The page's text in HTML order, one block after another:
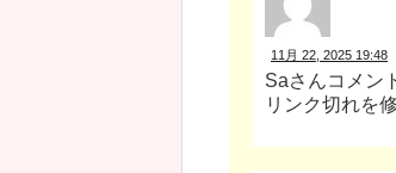
11月 22, 2025 19:48
Saさんコメン
リンク切れを